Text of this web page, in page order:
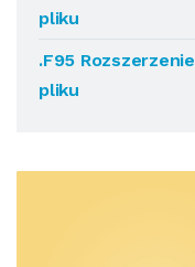
pliku
.F95 Rozszerzenie
pliku